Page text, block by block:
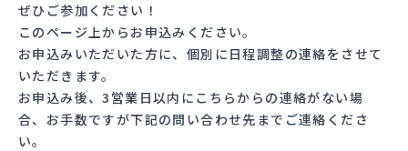
ぜひご参加ください！
このページ上からお申込みください。
お申込みいただいた方に、個別に日程調整の連絡をさせて
いただきます。
お申込み後、3営業日以内にこちらからの連絡がない場
合、お手数ですが下記の問い合わせ先までご連絡くださ
い。